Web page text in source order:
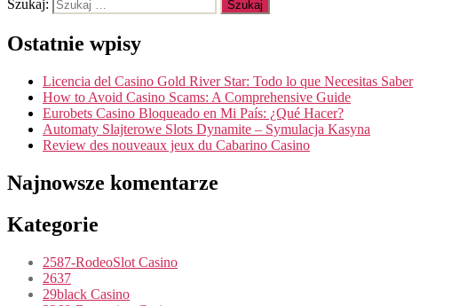
Szukaj:
Ostatnie wpisy
Licencia del Casino Gold River Star: Todo lo que Necesitas Saber
How to Avoid Casino Scams: A Comprehensive Guide
Eurobets Casino Bloqueado en Mi País: ¿Qué Hacer?
Automaty Slajterowe Slots Dynamite – Symulacja Kasyna
Review des nouveaux jeux du Cabarino Casino
Najnowsze komentarze
Kategorie
2587-RodeoSlot Casino
2637
29black Casino